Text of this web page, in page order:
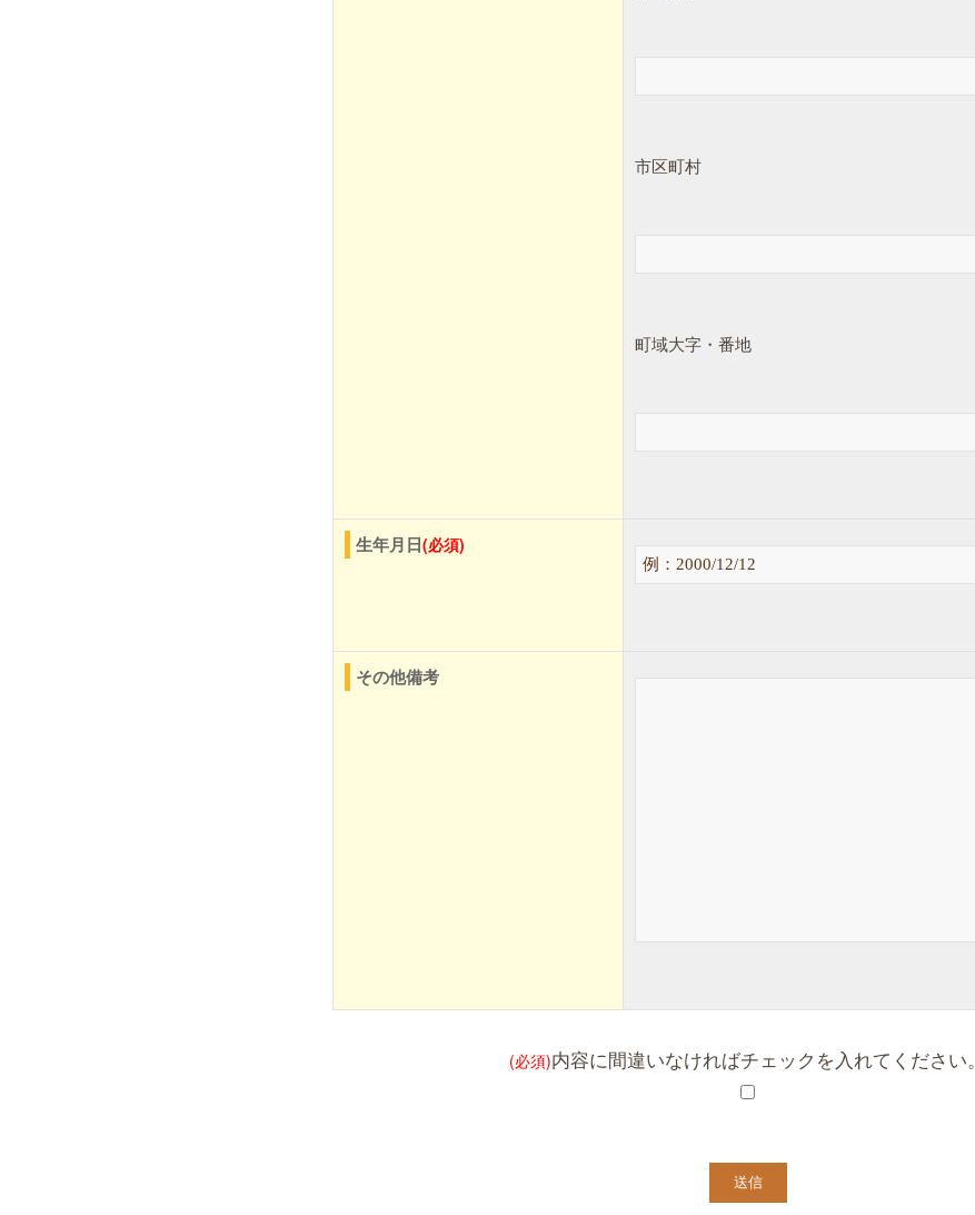
市区町村
町域大字・番地
生年月日(必須)
その他備考
(必須)内容に間違いなければチェックを入れてください。